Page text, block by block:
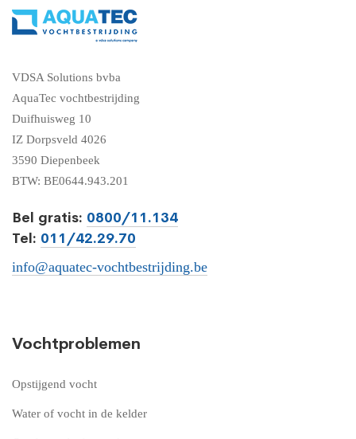
VDSA Solutions bvba
AquaTec vochtbestrijding
Duifhuisweg 10
IZ Dorpsveld 4026
3590 Diepenbeek
BTW: BE0644.943.201
Bel gratis: 0800/11.134
Tel: 011/42.29.70
info@aquatec-vochtbestrijding.be
Vochtproblemen
Opstijgend vocht
Water of vocht in de kelder